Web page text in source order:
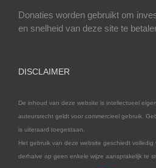
Donaties worden gebruikt om
en snelheid van deze site te
DISCLAIMER
De inhoud van deze website is intellectueel
auteursrecht geldt voor commercieel gebruik.
is uiteraard toegestaan.
Het gebruik van deze website geschiedt
derhalve op geen enkele wijze aansprakelijk te